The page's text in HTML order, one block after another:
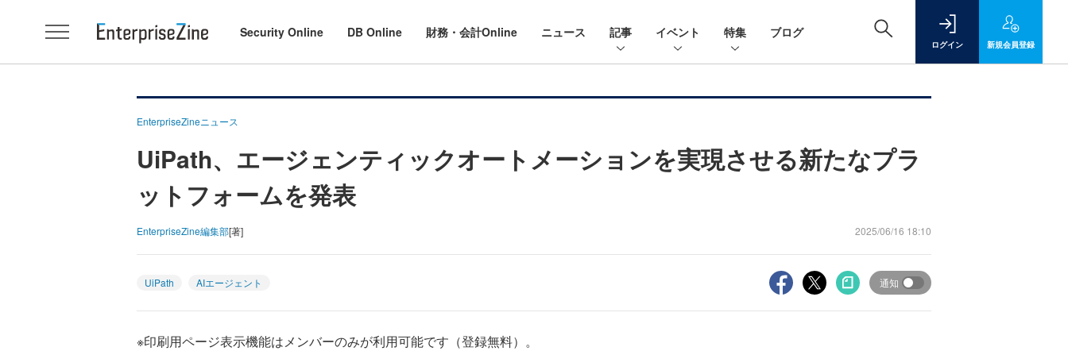
Security Online DB Online 財務・会計Online ニュース 記事 イベント 特集 ブログ
ログイン 新規会員登録
EnterpriseZineニュース
UiPath、エージェンティックオートメーションを実現させる新たなプラ
ットフォームを発表
EnterpriseZine編集部[著] 2025/06/16 18:10
UiPath AIエージェント 通知
※印刷用ページ表示機能はメンバーのみが利用可能です（登録無料）。